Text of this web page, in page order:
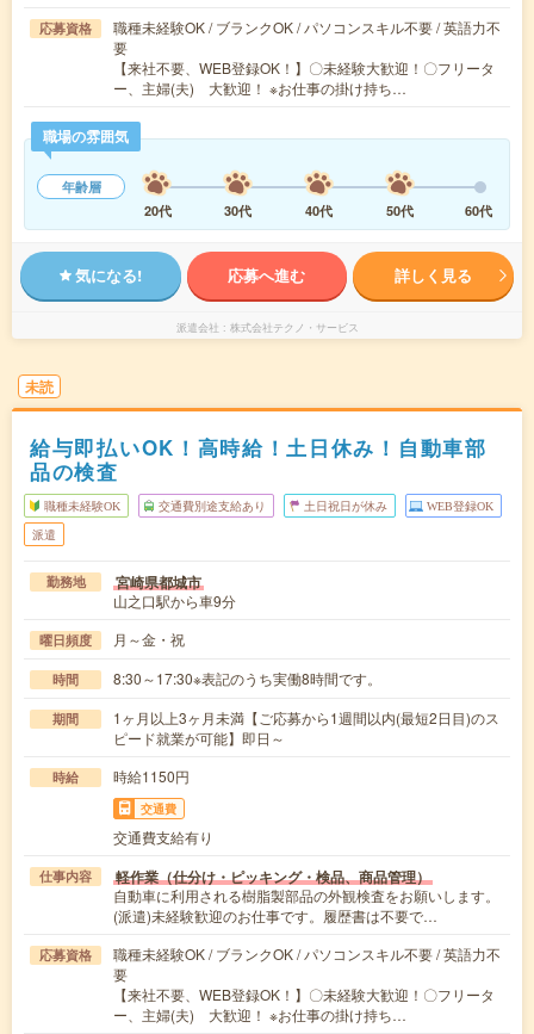
応募資格
職種未経験OK / ブランクOK / パソコンスキル不要 / 英語力不
要
【来社不要、WEB登録OK！】〇未経験大歓迎！〇フリータ
ー、主婦(夫) 大歓迎！ ※お仕事の掛け持ち…
職場の雰囲気
年齢層
20代
30代 40代 50代 60代
気になる! 応募へ進む 詳しく見る
派遣会社 株式会社テクノ・サービス
未読
給与即払いOK！高時給！土日休み！自動車部
品の検査
職種未経験OK 交通費別途支給あり 土日祝日が休み WEB登録OK
派遣
勤務地 宮崎県都城市
山之口駅から車9分
曜日頻度 月～金・祝
時間 8:30～17:30※表記のうち実働8時間です。
期間
1ヶ月以上3ヶ月未満【ご応募から1週間以内(最短2日目)のス
ピード就業が可能】即日～
時給 時給1150円
交通費
交通費支給有り
仕事内容 軽作業（仕分け・ピッキング・検品、商品管理）
自動車に利用される樹脂製部品の外観検査をお願いします。
(派遣)未経験歓迎のお仕事です。履歴書は不要で…
応募資格
職種未経験OK / ブランクOK / パソコンスキル不要 / 英語力不
要
【来社不要、WEB登録OK！】〇未経験大歓迎！〇フリータ
ー、主婦(夫) 大歓迎！ ※お仕事の掛け持ち…